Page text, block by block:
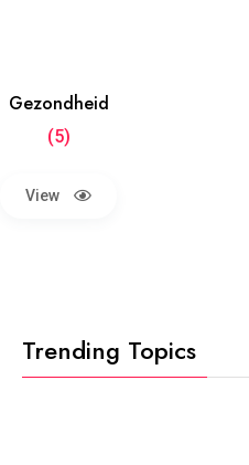
Gezondheid
(5)
View
Trending Topics